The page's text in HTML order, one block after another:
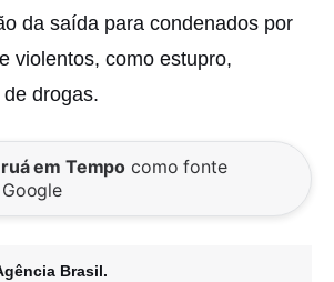
da saída para condenados por
violentos, como estupro,
drogas.
em Tempo como fonte
Brasil.